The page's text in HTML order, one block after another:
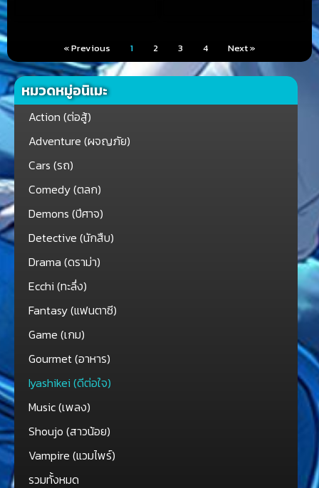
« Previous 1 2 3 4 Next »
หมวดหมู่อนิเมะ
Action (ต่อสู้)
Adventure (ผจญภัย)
Cars (รถ)
Comedy (ตลก)
Demons (ปีศาจ)
Detective (นักสืบ)
Drama (ดราม่า)
Ecchi (ทะลึ่ง)
Fantasy (แฟนตาซี)
Game (เกม)
Gourmet (อาหาร)
Iyashikei (ดีต่อใจ)
Music (เพลง)
Shoujo (สาวน้อย)
Vampire (แวมไพร์)
รวมทั้งหมด